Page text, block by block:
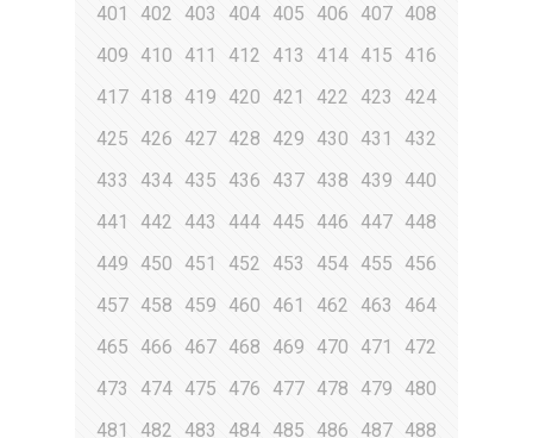
401
402 403 404 405 406 407 408
409
410 411 412 413 414 415
416
417 418 419 420 421 422 423
424
425
426 427 428 429 430 431
432
433
434 435 436 437 438 439
440
441
442 443 444 445 446 447 448
449
450 451 452 453 454 455
456
457 458 459 460 461 462 463
464
465
466 467 468 469 470 471
472
473
474 475 476 477 478 479
480
481
482 483 484 485 486 487 488